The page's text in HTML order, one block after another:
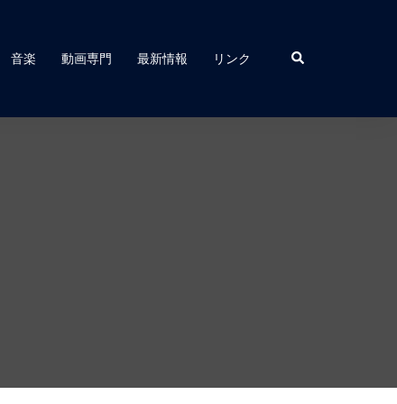
音楽 動画専門 最新情報 リンク